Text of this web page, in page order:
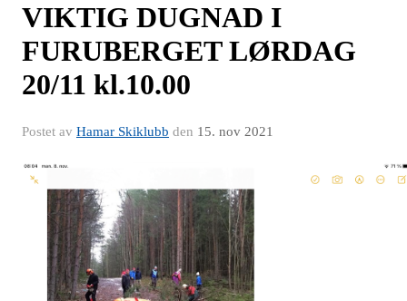
VIKTIG DUGNAD I
FURUBERGET LØRDAG
20/11 kl.10.00
Postet av Hamar Skiklubb den 15. nov 2021